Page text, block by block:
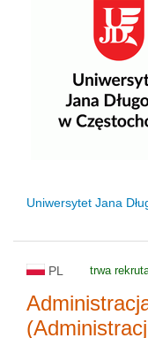
Uniwersytet Jana
PL trwa